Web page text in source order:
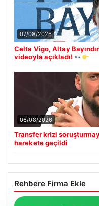
07/08/2026
Celta Vigo, Altay
videoyla açıkladı!
06/08/2026
Transfer krizi
harekete geçildi
Rehbere Firma Ekle